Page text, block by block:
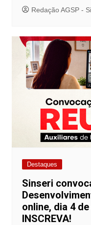
Redação AGSP -
Destaques
Sinseri
online, dia 4
INSCREVA!